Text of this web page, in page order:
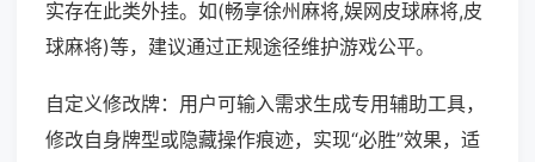
实存在此类外挂。如(畅享徐州麻将,娱网皮球麻将,皮
球麻将)等，建议通过正规途径维护游戏公平。
自定义修改牌：用户可输入需求生成专用辅助工具，
修改自身牌型或隐藏操作痕迹，实现“必胜”效果，适